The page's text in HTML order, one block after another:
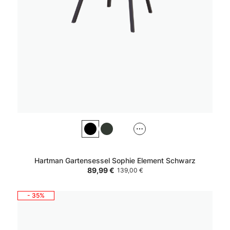
Hartman Gartensessel Sophie Element Schwarz
89,99 € 139,00 €
- 35%